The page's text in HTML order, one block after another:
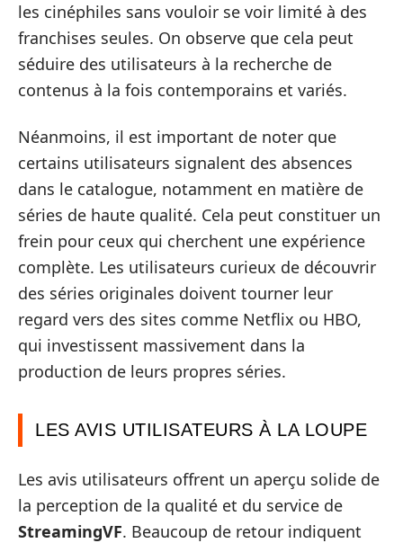
les cinéphiles sans vouloir se voir limité à des
franchises seules. On observe que cela peut
séduire des utilisateurs à la recherche de
contenus à la fois contemporains et variés.
Néanmoins, il est important de noter que
certains utilisateurs signalent des absences
dans le catalogue, notamment en matière de
séries de haute qualité. Cela peut constituer un
frein pour ceux qui cherchent une expérience
complète. Les utilisateurs curieux de découvrir
des séries originales doivent tourner leur
regard vers des sites comme Netflix ou HBO,
qui investissent massivement dans la
production de leurs propres séries.
LES AVIS UTILISATEURS À LA LOUPE
Les avis utilisateurs offrent un aperçu solide de
la perception de la qualité et du service de
StreamingVF. Beaucoup de retour indiquent